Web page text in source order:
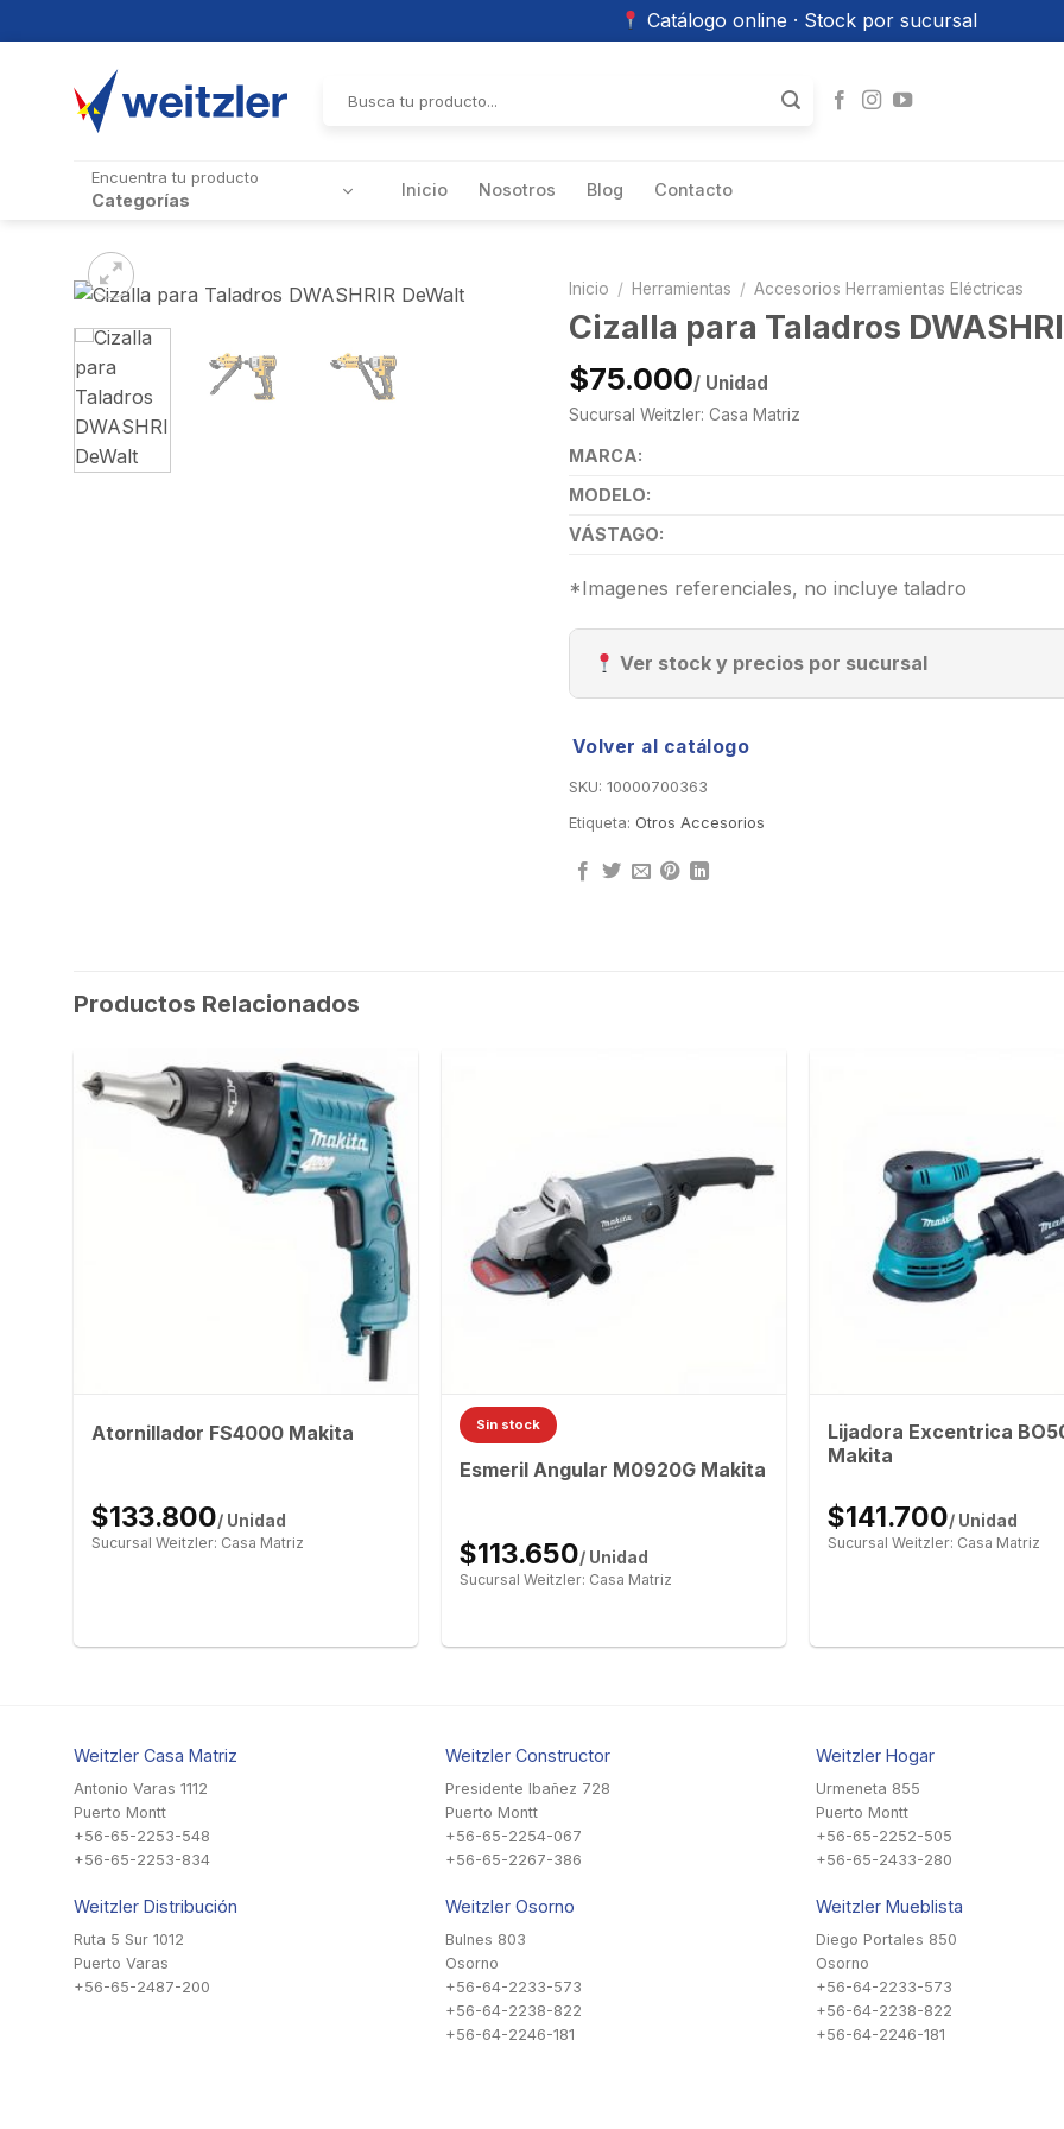
Catálogo online · Stock por sucursal
por:
Encuentra tu producto
Categorías Inicio Nosotros Blog Contacto
Inicio / Herramientas / Accesorios Herramientas Eléctricas
Cizalla para Taladros
$75.000/ Unidad
Sucursal Weitzler: Casa Matriz
MARCA:
MODELO:
VÁSTAGO:
*Imagenes referenciales, no incluye taladro
Ver stock y precios por sucursal
Volver al catálogo
SKU: 10000700363
Etiqueta: Otros Accesorios
Productos Relacionados
Atornillador FS4000 Makita
$133.800/ Unidad
Sucursal Weitzler: Casa Matriz
Sin stock
Esmeril Angular M0920G Makita
$113.650/ Unidad
Sucursal Weitzler: Casa Matriz
Lijadora Excentrica
Makita
$141.700/ Unidad
Sucursal Weitzler: Casa Matriz
Weitzler Casa Matriz
Antonio Varas 1112
Puerto Montt
+56-65-2253-548
+56-65-2253-834
Weitzler Distribución
Ruta 5 Sur 1012
Puerto Varas
+56-65-2487-200
Weitzler Constructor
Presidente Ibañez 728
Puerto Montt
+56-65-2254-067
+56-65-2267-386
Weitzler Osorno
Bulnes 803
Osorno
+56-64-2233-573
+56-64-2238-822
+56-64-2246-181
Weitzler Hogar
Urmeneta 855
Puerto Montt
+56-65-2252-505
+56-65-2433-280
Weitzler Mueblista
Diego Portales 850
Osorno
+56-64-2233-573
+56-64-2238-822
+56-64-2246-181